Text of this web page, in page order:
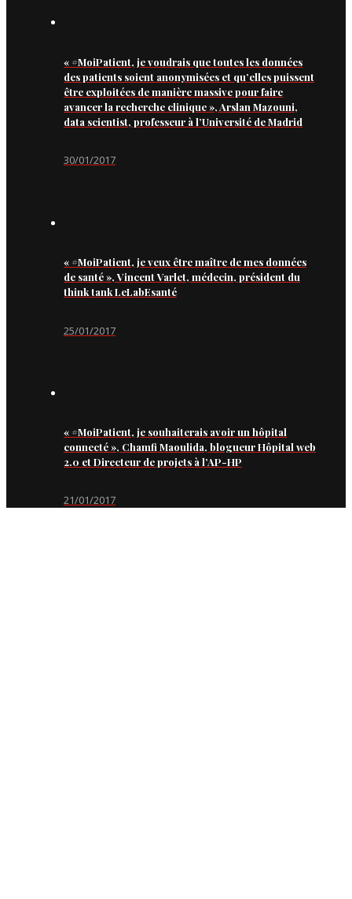
« #MoiPatient, je voudrais que toutes les données
des patients soient anonymisées et qu’elles puissent
être exploitées de manière massive pour faire
avancer la recherche clinique », Arslan Mazouni,
data scientist, professeur à l’Université de Madrid
30/01/2017
« #MoiPatient, je veux être maître de mes données
de santé », Vincent Varlet, médecin, président du
think tank LeLabEsanté
25/01/2017
« #MoiPatient, je souhaiterais avoir un hôpital
connecté », Chamfi Maoulida, blogueur Hôpital web
2.0 et Directeur de projets à l’AP-HP
21/01/2017